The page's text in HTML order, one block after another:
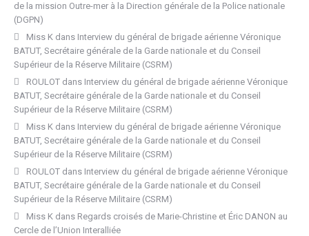
de la mission Outre-mer à la Direction générale de la Police nationale
(DGPN)
Miss K dans Interview du général de brigade aérienne Véronique
BATUT, Secrétaire générale de la Garde nationale et du Conseil
Supérieur de la Réserve Militaire (CSRM)
ROULOT dans Interview du général de brigade aérienne Véronique
BATUT, Secrétaire générale de la Garde nationale et du Conseil
Supérieur de la Réserve Militaire (CSRM)
Miss K dans Interview du général de brigade aérienne Véronique
BATUT, Secrétaire générale de la Garde nationale et du Conseil
Supérieur de la Réserve Militaire (CSRM)
ROULOT dans Interview du général de brigade aérienne Véronique
BATUT, Secrétaire générale de la Garde nationale et du Conseil
Supérieur de la Réserve Militaire (CSRM)
Miss K dans Regards croisés de Marie-Christine et Éric DANON au
Cercle de l’Union Interalliée